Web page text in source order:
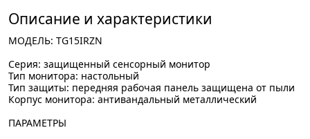
Описание и характеристики
МОДЕЛЬ: TG15IRZN
Серия: защищенный сенсорный монитор
Тип монитора: настольный
Тип защиты: передняя рабочая панель защищена от пыли
Корпус монитора: антивандальный металлический
ПАРАМЕТРЫ